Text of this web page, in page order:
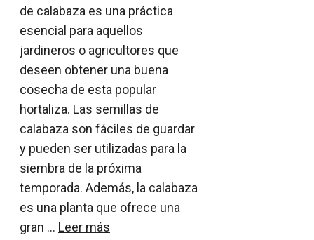
de calabaza es una práctica
esencial para aquellos
jardineros o agricultores que
deseen obtener una buena
cosecha de esta popular
hortaliza. Las semillas de
calabaza son fáciles de guardar
y pueden ser utilizadas para la
siembra de la próxima
temporada. Además, la calabaza
es una planta que ofrece una
gran … Leer más